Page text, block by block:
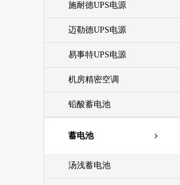
施耐德UPS电源
迈勒德UPS电源
易事特UPS电源
机房精密空调
铅酸蓄电池
蓄电池
汤浅蓄电池